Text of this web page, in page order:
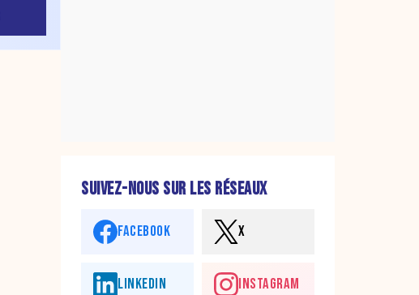
SUIVEZ-NOUS SUR LES RÉSEAUX
FACEBOOK X
LINKEDIN INSTAGRAM